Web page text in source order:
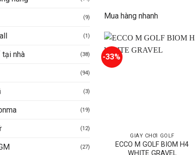
(9)
(1)
nhà (38)
(94)
(3)
(19)
(12)
(27)
Mua hàng nhanh
-33%
GIÀY CHƠI GOLF
ECCO M GOLF BIOM H4